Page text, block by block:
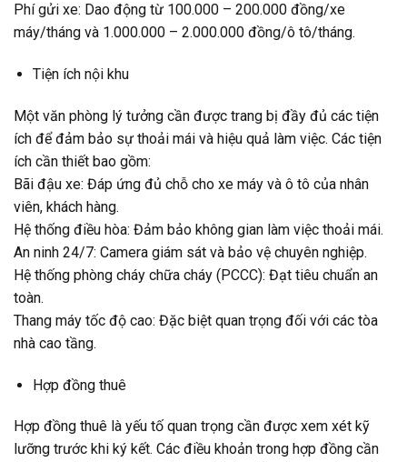
Phí gửi xe: Dao động từ 100.000 – 200.000 đồng/xe
máy/tháng và 1.000.000 – 2.000.000 đồng/ô tô/tháng.
Tiện ích nội khu
Một văn phòng lý tưởng cần được trang bị đầy đủ các tiện
ích để đảm bảo sự thoải mái và hiệu quả làm việc. Các tiện
ích cần thiết bao gồm:
Bãi đậu xe: Đáp ứng đủ chỗ cho xe máy và ô tô của nhân
viên, khách hàng.
Hệ thống điều hòa: Đảm bảo không gian làm việc thoải mái.
An ninh 24/7: Camera giám sát và bảo vệ chuyên nghiệp.
Hệ thống phòng cháy chữa cháy (PCCC): Đạt tiêu chuẩn an
toàn.
Thang máy tốc độ cao: Đặc biệt quan trọng đối với các tòa
nhà cao tầng.
Hợp đồng thuê
Hợp đồng thuê là yếu tố quan trọng cần được xem xét kỹ
lưỡng trước khi ký kết. Các điều khoản trong hợp đồng cần